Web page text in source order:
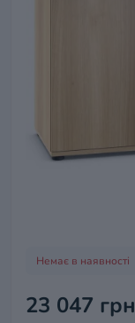
Немає в наявності
23 047 грн